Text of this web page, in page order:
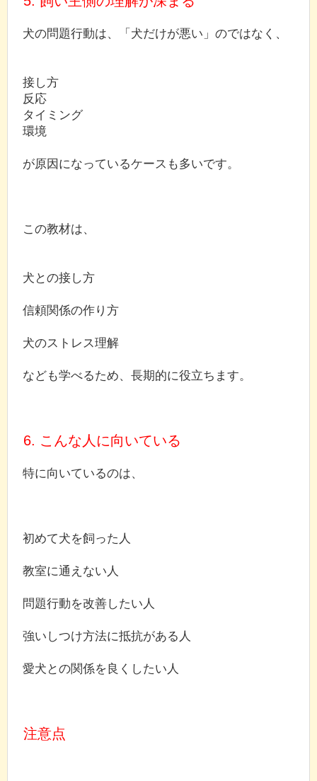
犬の問題行動は、「犬だけが悪い」のではなく、
接し方
反応
タイミング
環境
が原因になっているケースも多いです。
この教材は、
犬との接し方
信頼関係の作り方
犬のストレス理解
なども学べるため、長期的に役立ちます。
6. こんな人に向いている
特に向いているのは、
初めて犬を飼った人
教室に通えない人
問題行動を改善したい人
強いしつけ方法に抵抗がある人
愛犬との関係を良くしたい人
注意点